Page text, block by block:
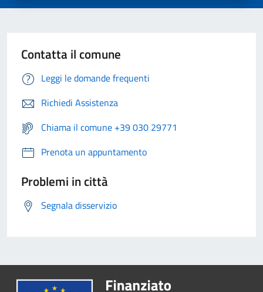
Contatta il comune
Leggi le domande frequenti
Richiedi Assistenza
Chiama il comune +39 030 29771
Prenota un appuntamento
Problemi in città
Segnala disservizio